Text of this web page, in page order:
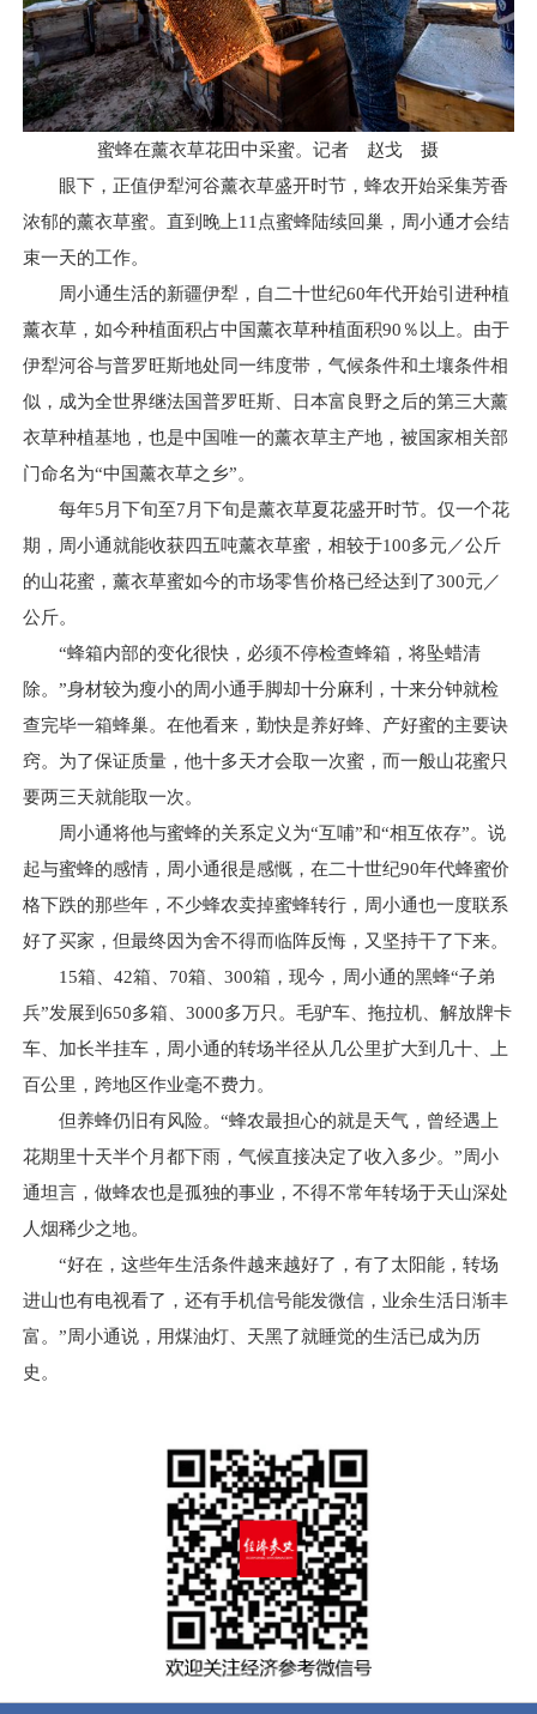
蜜蜂在薰衣草花田中采蜜。记者 赵戈 摄
眼下，正值伊犁河谷薰衣草盛开时节，蜂农开始采集芳香
浓郁的薰衣草蜜。直到晚上11点蜜蜂陆续回巢，周小通才会结
束一天的工作。
周小通生活的新疆伊犁，自二十世纪60年代开始引进种植
薰衣草，如今种植面积占中国薰衣草种植面积90％以上。由于
伊犁河谷与普罗旺斯地处同一纬度带，气候条件和土壤条件相
似，成为全世界继法国普罗旺斯、日本富良野之后的第三大薰
衣草种植基地，也是中国唯一的薰衣草主产地，被国家相关部
门命名为“中国薰衣草之乡”。
每年5月下旬至7月下旬是薰衣草夏花盛开时节。仅一个花
期，周小通就能收获四五吨薰衣草蜜，相较于100多元／公斤
的山花蜜，薰衣草蜜如今的市场零售价格已经达到了300元／
公斤。
“蜂箱内部的变化很快，必须不停检查蜂箱，将坠蜡清
除。”身材较为瘦小的周小通手脚却十分麻利，十来分钟就检
查完毕一箱蜂巢。在他看来，勤快是养好蜂、产好蜜的主要诀
窍。为了保证质量，他十多天才会取一次蜜，而一般山花蜜只
要两三天就能取一次。
周小通将他与蜜蜂的关系定义为“互哺”和“相互依存”。说
起与蜜蜂的感情，周小通很是感慨，在二十世纪90年代蜂蜜价
格下跌的那些年，不少蜂农卖掉蜜蜂转行，周小通也一度联系
好了买家，但最终因为舍不得而临阵反悔，又坚持干了下来。
15箱、42箱、70箱、300箱，现今，周小通的黑蜂“子弟
兵”发展到650多箱、3000多万只。毛驴车、拖拉机、解放牌卡
车、加长半挂车，周小通的转场半径从几公里扩大到几十、上
百公里，跨地区作业毫不费力。
但养蜂仍旧有风险。“蜂农最担心的就是天气，曾经遇上
花期里十天半个月都下雨，气候直接决定了收入多少。”周小
通坦言，做蜂农也是孤独的事业，不得不常年转场于天山深处
人烟稀少之地。
“好在，这些年生活条件越来越好了，有了太阳能，转场
进山也有电视看了，还有手机信号能发微信，业余生活日渐丰
富。”周小通说，用煤油灯、天黑了就睡觉的生活已成为历
史。